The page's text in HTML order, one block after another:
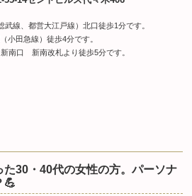
線、都営大江戸線）北口徒歩1分です。
小田急線）徒歩4分です。
南口 新南改札より徒歩5分です。
30・40代の女性の方。パーソナ
💪